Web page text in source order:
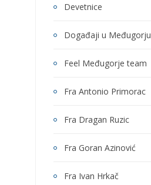
Devetnice
Događaji u Međugorju
Feel Međugorje team
Fra Antonio Primorac
Fra Dragan Ruzic
Fra Goran Azinović
Fra Ivan Hrkač